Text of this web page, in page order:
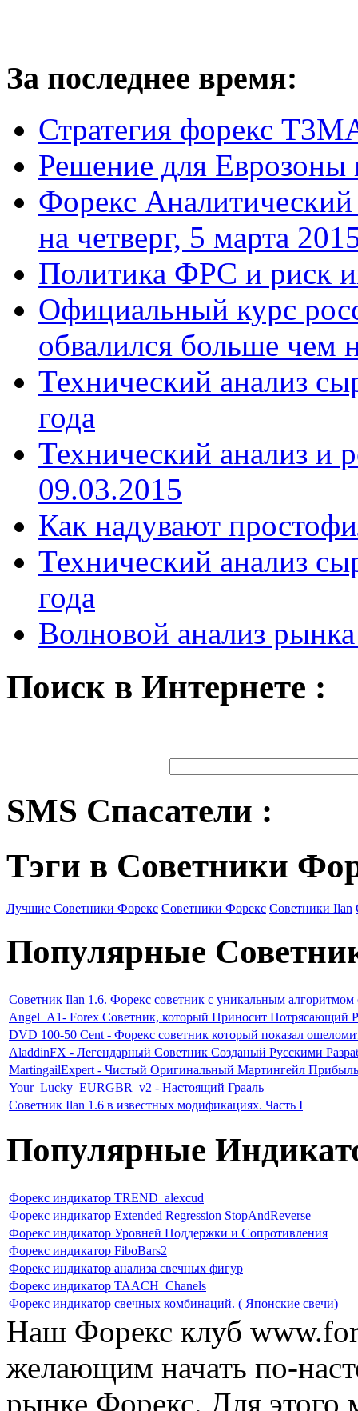
За последнее время:
Стратегия форекс
Решение для Еврозоны
Форекс
на четверг, 5 марта
Политика ФРС и риск
Официальный курс
обвалился больше чем
Технический анализ
года
Технический анализ и
09.03.2015
Как надувают
Технический анализ
года
Волновой анализ
Поиск в Интернете :
SMS Спасатели :
Тэги в Советники
Лучшие Советники Форекс Советники Форекс Советники Ilan
Популярные
Советник Ilan 1.6. Форекс советник с уникальным
Angel_A1- Forex Советник, который Приносит Потрясающий
DVD 100-50 Cent - Форекс советник который показал
AladdinFX - Легендарный Советник Созданый Русскими
MartingailExpert - Чистый Оригинальный Мартингейл
Your_Lucky_EURGBR_v2 - Настоящий Грааль
Советник Ilan 1.6 в известных модификациях. Часть I
Популярные
Форекс индикатор TREND_alexcud
Форекс индикатор Extended Regression StopAndReverse
Форекс индикатор Уровней Поддержки и Сопротивления
Форекс индикатор FiboBars2
Форекс индикатор анализа свечных фигур
Форекс индикатор TAACH_Chanels
Форекс индикатор свечных комбинаций. ( Японские свечи)
Наш Форекс клуб
желающим начать по-
рынке Форекс. Для этого